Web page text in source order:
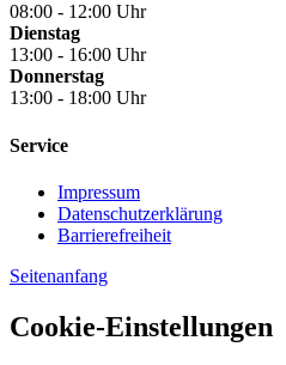
08:00 - 12:00 Uhr
Dienstag
13:00 - 16:00 Uhr
Donnerstag
13:00 - 18:00 Uhr
Service
Impressum
Datenschutzerklärung
Barrierefreiheit
Seitenanfang
Cookie-Einstellungen